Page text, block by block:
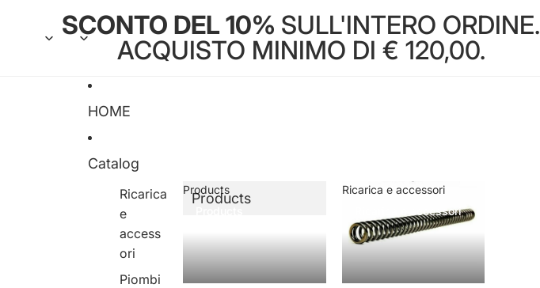
SCONTO DEL 10% SULL'INTERO ORDINE.
ACQUISTO MINIMO DI € 120,00.
HOME
Catalog
Ricarica
e
access
ori
Piombi
Products
Products
Ricarica e accessori
Ricarica e accessori